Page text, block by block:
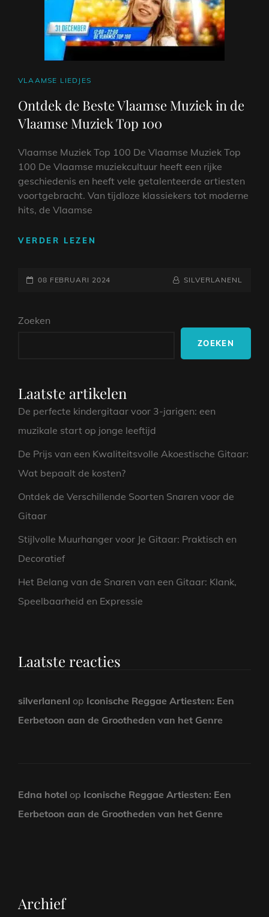
OP
ONZE
MUZIKALE
ERFGOED
CAT
VLAAMSE LIEDJES
Ontdek de Beste Vlaamse Muziek in de
Vlaamse Muziek Top 100
Vlaamse Muziek Top 100 De Vlaamse Muziek Top
100 De Vlaamse muziekcultuur heeft een rijke
geschiedenis en heeft vele getalenteerde artiesten
voortgebracht. Van tijdloze klassiekers tot moderne
hits, de Vlaamse
VERDER LEZEN
VLAAMSE
GEPLAATST
08 FEBRUARI 2024 NAAMREGEL
BYLINE
SILVERLANENL
Zoeken
ZOEKEN
Laatste artikelen
De perfecte kindergitaar voor 3-jarigen: een
muzikale start op jonge leeftijd
De Prijs van een Kwaliteitsvolle Akoestische Gitaar:
Wat bepaalt de kosten?
Ontdek de Verschillende Soorten Snaren voor de
Gitaar
Stijlvolle Muurhanger voor Je Gitaar: Praktisch en
Decoratief
Het Belang van de Snaren van een Gitaar: Klank,
Speelbaarheid en Expressie
Laatste reacties
silverlanenl op Iconische Reggae Artiesten: Een
Eerbetoon aan de Grootheden van het Genre
Edna hotel op Iconische Reggae Artiesten: Een
Eerbetoon aan de Grootheden van het Genre
Archief